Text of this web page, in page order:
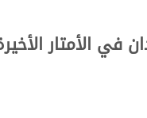
الأمتار